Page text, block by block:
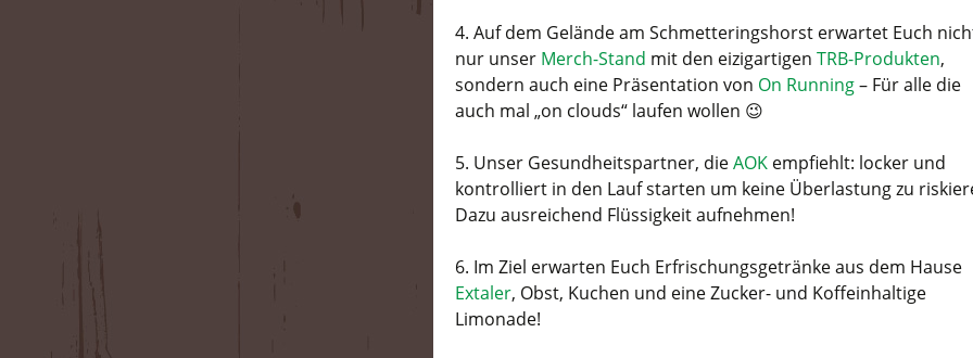
4. Auf dem Gelände am Schmetteringshorst erwartet Euch
nur unser Merch-Stand mit den eizigartigen TRB-Produkten,
sondern auch eine Präsentation von On Running– Für alle die
auch mal „on clouds“ laufen wollen 😉
5. Unser Gesundheitspartner, dieAOK empfiehlt: locker und
kontrolliert in den Lauf starten um keine Überlastung zu
Dazu ausreichend Flüssigkeit aufnehmen!
6. Im Ziel erwarten Euch Erfrischungsgetränke aus dem Hause
Extaler, Obst, Kuchen und eine Zucker- und Koffeinhaltige
Limonade!